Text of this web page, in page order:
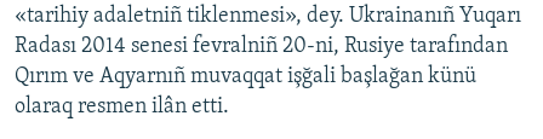
«tarihiy adaletniñ tiklenmesi», dey. Ukrainanıñ Yuqarı
Radası 2014 senesi fevralniñ 20-ni, Rusiye tarafından
Qırım ve Aqyarnıñ muvaqqat işğali başlağan künü
olaraq resmen ilân etti.